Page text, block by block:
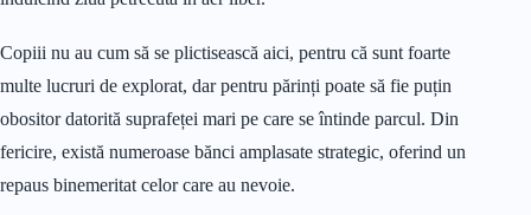
Copiii nu au cum să se plictisească aici, pentru că sunt foarte
multe lucruri de explorat, dar pentru părinți poate să fie puțin
obositor datorită suprafeței mari pe care se întinde parcul. Din
fericire, există numeroase bănci amplasate strategic, oferind un
repaus binemeritat celor care au nevoie.